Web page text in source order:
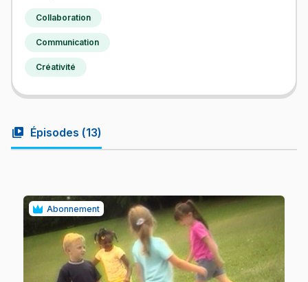
Collaboration
Communication
Créativité
video_library Épisodes (13)
Abonnement